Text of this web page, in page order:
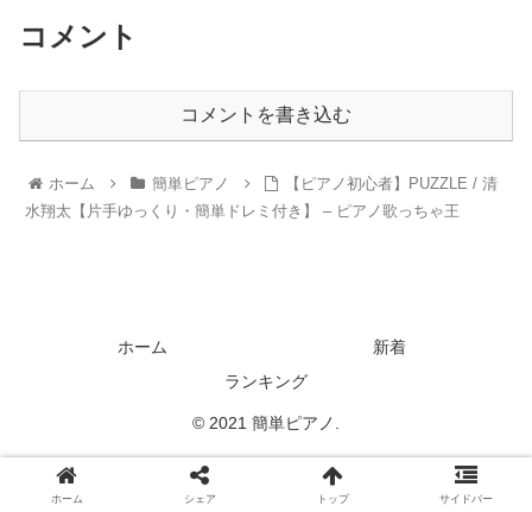
コメント
コメントを書き込む
ホーム 簡単ピアノ
【ピアノ初心者】PUZZLE / 清
水翔太【片手ゆっくり・簡単ドレミ付き】 – ピアノ歌っちゃ王
ホーム
新着
ランキング
© 2021 簡単ピアノ.
ホーム シェア トップ サイドバー